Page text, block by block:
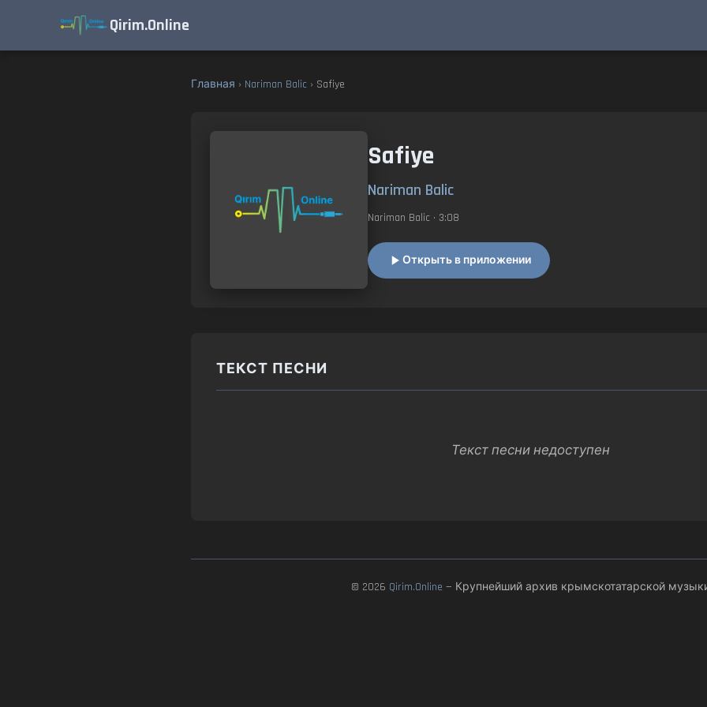
Qirim.Online
Главная › Nariman Balic › Safiye
Safiye
Nariman Balic
Nariman Balic • 3:08
Открыть в приложении
ТЕКСТ ПЕСНИ
Текст песни недоступен
© 2026 Qirim.Online — Крупнейший архив крымскотатарской